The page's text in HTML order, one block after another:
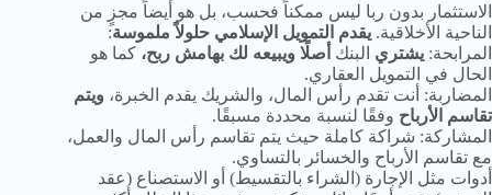
الاستثمار بدون ربا ليس ممكناً فحسب، بل هو أيضاً مجزٍ من
الناحية الأخلاقية. يقدم التمويل الإسلامي حلولاً ملموسة:
المرابحة: يشتري البنك أصلًا ويبيعه لك بهامش ربح، كما هو
الحال في التمويل العقاري.
المضاربة: أنت تقدم رأس المال، والشريك يقدم الخبرة، ويتم
تقاسم الأرباح وفقًا لنسبة محددة مسبقًا.
المشاركة: شراكة كاملة حيث يتم تقاسم رأس المال والعمل،
مع تقاسم الأرباح والخسائر بالتساوي.
أدوات مثل الإجارة (الشراء بالتقسيط) أو الاستصناع (عقد